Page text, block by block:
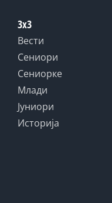
3x3
Вести
Сениори
Сениорке
Млади
Јуниори
Историја